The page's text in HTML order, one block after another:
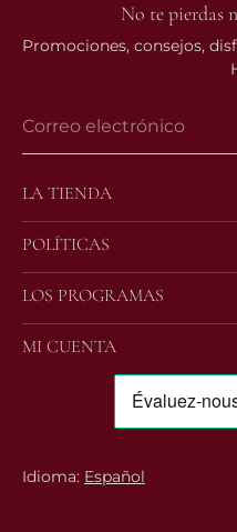
No te pierdas
Promociones, consejos,
LA TIENDA
el suave
el ondulado
el rizado
POLÍTICAS
Condiciones Generales de
Avisos Legales
Política de devoluciones
LOS PROGRAMAS
Programme Ambassadeur
Foire à question
MI CUENTA
Idioma: Español